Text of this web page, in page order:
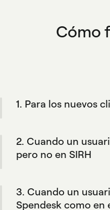
Cómo
1. Para los nuevos
los perfiles de
que coincidan con su
2. Cuando un
pero no en SIRH
información,
añadir miembros
3. Cuando un
Spendesk como en